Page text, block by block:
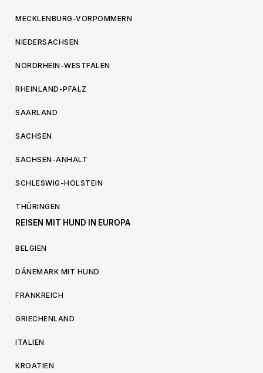
MECKLENBURG-VORPOMMERN
NIEDERSACHSEN
NORDRHEIN-WESTFALEN
RHEINLAND-PFALZ
SAARLAND
SACHSEN
SACHSEN-ANHALT
SCHLESWIG-HOLSTEIN
THÜRINGEN
REISEN MIT HUND IN EUROPA
BELGIEN
DÄNEMARK MIT HUND
FRANKREICH
GRIECHENLAND
ITALIEN
KROATIEN